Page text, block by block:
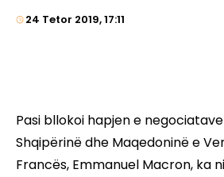
24 Tetor 2019, 17:11
Pasi bllokoi hapjen e
Shqipërinë dhe Maqedoninë e
Francës, Emmanuel Macron, ka